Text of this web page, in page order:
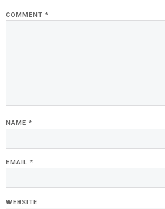
COMMENT *
NAME *
EMAIL *
WEBSITE